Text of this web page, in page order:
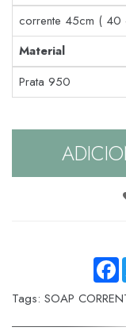
corrente 45cm ( 40
Material
Prata 950
Tags: SOAP